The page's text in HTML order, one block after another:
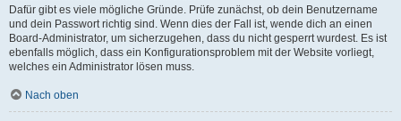
Dafür gibt es viele mögliche Gründe. Prüfe zunächst, ob dein Benutzername
und dein Passwort richtig sind. Wenn dies der Fall ist, wende dich an einen
Board-Administrator, um sicherzugehen, dass du nicht gesperrt wurdest. Es ist
ebenfalls möglich, dass ein Konfigurationsproblem mit der Website vorliegt,
welches ein Administrator lösen muss.
Nach oben